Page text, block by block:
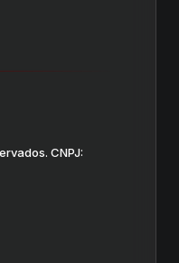
CNPJ: